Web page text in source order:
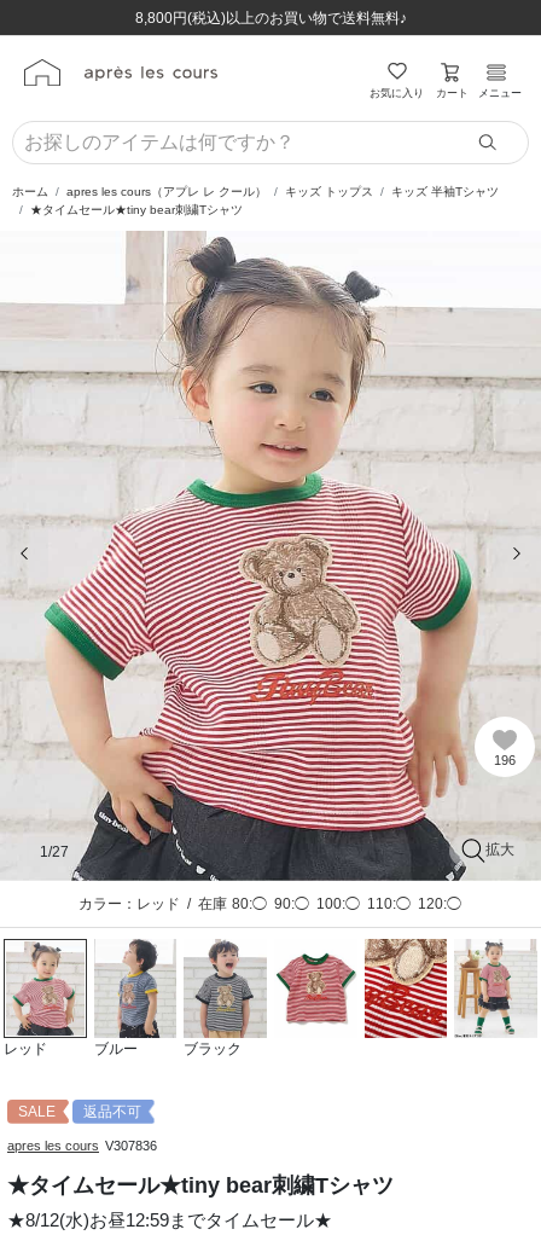
8,800円(税込)以上のお買い物で送料無料♪
ほぼ全品半額！！8/12(水)お昼12:59まで！！
8,800円(税込)以上のお買い物で送料無料♪
ほぼ全品半額！！8/12(水)お昼12:59まで！！
お気に入り カート メニュー
ホーム apres les cours（アプレ レ クール） キッズ トップス
キッズ 半袖Tシャツ
★タイムセール★tiny bear刺繍Tシャツ
196
拡大
1 /27
カラー：レッド / 在庫 80:◯ 90:◯ 100:◯ 110:◯ 120:◯
レッド ブルー ブラック
SALE 返品不可
apres les cours V307836
★タイムセール★tiny bear刺繍Tシャツ
★8/12(水)お昼12:59までタイムセール★